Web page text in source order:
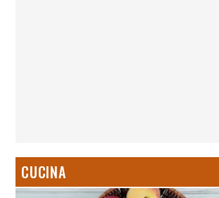
CUCINA